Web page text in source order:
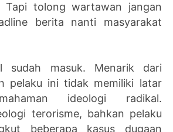
Tapi tolong wartawan jangan
berita nanti masyarakat
sudah masuk. Menarik dari
pelaku ini tidak memiliki latar
ideologi radikal.
terorisme, bahkan pelaku
beberapa kasus dugaan